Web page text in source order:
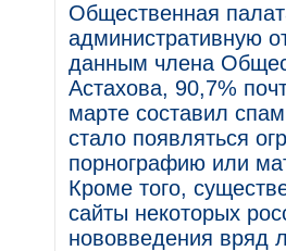
Общественная
административную
данным члена
Астахова, 90,7%
марте составил
стало появляться
порнографию или
Кроме того,
сайты некоторых
нововведения вряд